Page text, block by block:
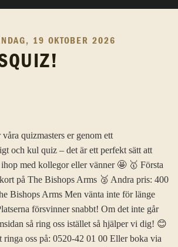
19 OKTOBER 2026
quizmasters er genom ett
och kul quiz – det är ett perfekt sätt att
med kollegor eller vänner 🤩 🥇 Första
på The Bishops Arms 🥈 Andra pris: 400
Bishops Arms Men vänta inte för länge
försvinner snabbt! Om det inte går
så ring oss istället så hjälper vi dig! 😊
ringa oss på: 0520-42 01 00 Eller boka via